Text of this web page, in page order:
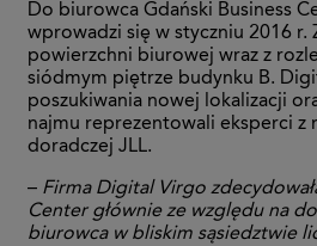
Do biurowca Gdański Business
wprowadzi się w styczniu 2016 r.
powierzchni biurowej wraz z
siódmym piętrze budynku B.
poszukiwania nowej lokalizacji
najmu reprezentowali eksperci
doradczej JLL.
– Firma Digital Virgo
Center głównie ze względu na
biurowca w bliskim sąsiedztwie